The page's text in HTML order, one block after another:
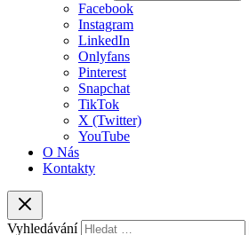
Facebook
Instagram
LinkedIn
Onlyfans
Pinterest
Snapchat
TikTok
X (Twitter)
YouTube
O Nás
Kontakty
Vyhledávání